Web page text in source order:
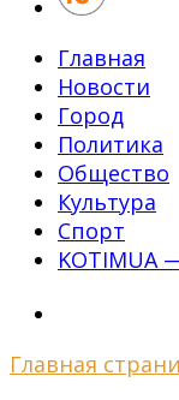
Главная
Новости
Город
Политика
Общество
Культура
Спорт
KOTIMUA
Главная